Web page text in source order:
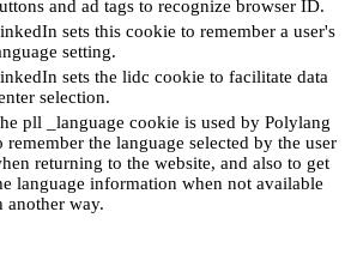
and ad tags to recognize browser ID.
sets this cookie to remember a user's
setting.
sets the lidc cookie to facilitate data
selection.
pll _language cookie is used by Polylang
remember the language selected by the user
returning to the website, and also to get
language information when not available
another way.